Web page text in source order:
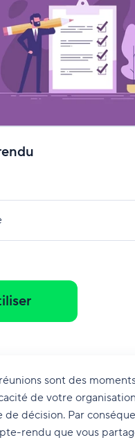
sont des
de votre
de décision. Par
rendu que vous